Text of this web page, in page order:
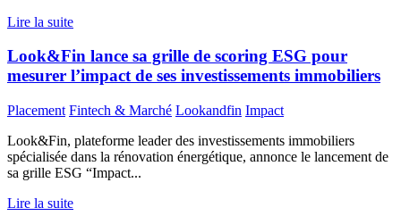
Lire la suite
Look&Fin lance sa grille de scoring ESG pour
mesurer l’impact de ses investissements immobiliers
Placement Fintech & Marché Lookandfin Impact
Look&Fin, plateforme leader des investissements immobiliers
spécialisée dans la rénovation énergétique, annonce le lancement de
sa grille ESG “Impact...
Lire la suite